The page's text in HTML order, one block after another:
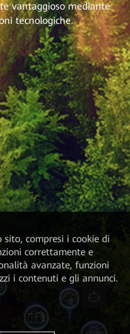
vantaggioso mediante
tecnologiche.
compresi i cookie di
correttamente e
avanzate, funzioni
i contenuti e gli annunci.